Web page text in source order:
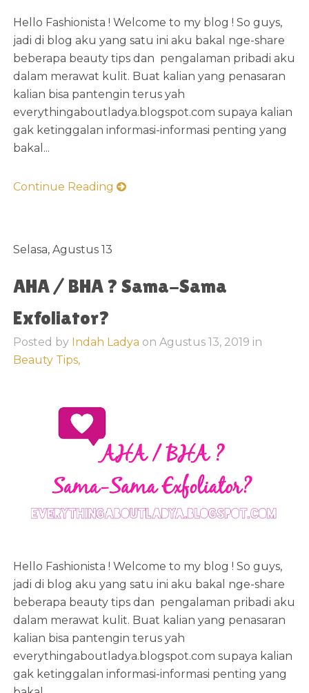
Hello Fashionista ! Welcome to my blog ! So guys,
jadi di blog aku yang satu ini aku bakal nge-share
beberapa beauty tips dan pengalaman pribadi aku
dalam merawat kulit. Buat kalian yang penasaran
kalian bisa pantengin terus yah
everythingaboutladya.blogspot.com supaya kalian
gak ketinggalan informasi-informasi penting yang
bakal...
Continue Reading
Selasa, Agustus 13
AHA / BHA ? Sama-Sama
Exfoliator?
Posted by Indah Ladya onAgustus 13, 2019 in
Beauty Tips,
Hello Fashionista ! Welcome to my blog ! So guys,
jadi di blog aku yang satu ini aku bakal nge-share
beberapa beauty tips dan pengalaman pribadi aku
dalam merawat kulit. Buat kalian yang penasaran
kalian bisa pantengin terus yah
everythingaboutladya.blogspot.com supaya kalian
gak ketinggalan informasi-informasi penting yang